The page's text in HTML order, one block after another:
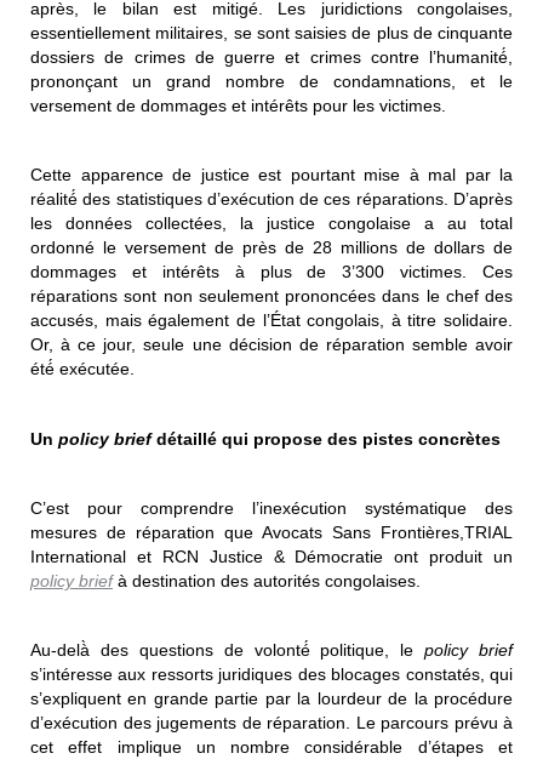
après, le bilan est mitigé. Les juridictions congolaises,
essentiellement militaires, se sont saisies de plus de cinquante
dossiers de crimes de guerre et crimes contre l’humanité́,
prononçant un grand nombre de condamnations, et le
versement de dommages et intérêts pour les victimes.
Cette apparence de justice est pourtant mise à mal par la
réalité́ des statistiques d’exécution de ces réparations. D’après
les données collectées, la justice congolaise a au total
ordonné le versement de près de 28 millions de dollars de
dommages et intérêts à plus de 3’300 victimes. Ces
réparations sont non seulement prononcées dans le chef des
accusés, mais également de l’État congolais, à titre solidaire.
Or, à ce jour, seule une décision de réparation semble avoir
été́ exécutée.
Un policy briefdétaillé qui propose des pistes concrètes
C’est pour comprendre l’inexécution systématique des
mesures de réparation que Avocats Sans Frontières,TRIAL
International et RCN Justice & Démocratie ont produit un
policy brief à destination des autorités congolaises.
Au-delà̀ des questions de volonté́ politique, lepolicy brief
s’intéresse aux ressorts juridiques des blocages constatés, qui
s’expliquent en grande partie par la lourdeur de la procédure
d’exécution des jugements de réparation. Le parcours prévu à
cet effet implique un nombre considérable d’étapes et